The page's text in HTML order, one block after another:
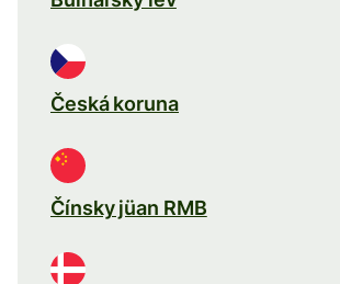
Česká koruna
Čínsky jüan RMB